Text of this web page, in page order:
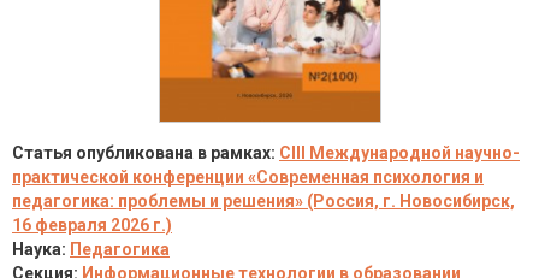
Статья опубликована в рамках: CIII Международной научно-
практической конференции «Современная психология и
педагогика: проблемы и решения» (Россия, г. Новосибирск,
16 февраля 2026 г.)
Наука: Педагогика
Секция: Информационные технологии в образовании